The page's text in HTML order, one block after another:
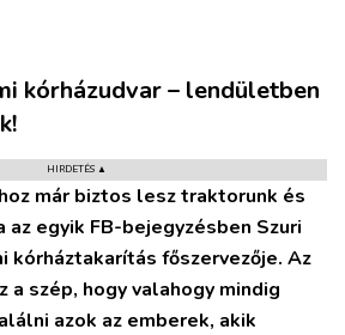
VÁROS
RÉGIÓ
SPORT
KULTÚRA
kórházudvar – lendületben
HIRDETÉS ▲
már biztos lesz traktorunk és
az egyik FB-bejegyzésben Szuri
kórháztakarítás főszervezője. Az
a szép, hogy valahogy mindig
azok az emberek, akik